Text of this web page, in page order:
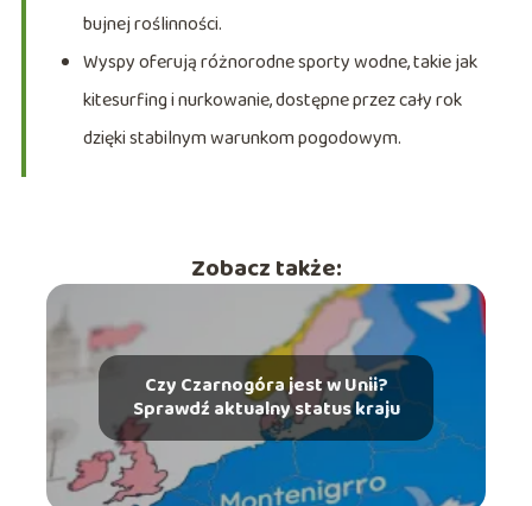
bujnej roślinności.
Wyspy oferują różnorodne sporty wodne, takie jak
kitesurfing i nurkowanie, dostępne przez cały rok
dzięki stabilnym warunkom pogodowym.
Zobacz także:
Czy Czarnogóra jest w Unii?
Sprawdź aktualny status kraju